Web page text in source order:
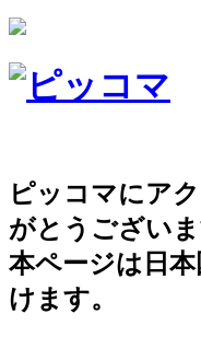
ピッコマにア
がとうございま
本ページは日
けます。